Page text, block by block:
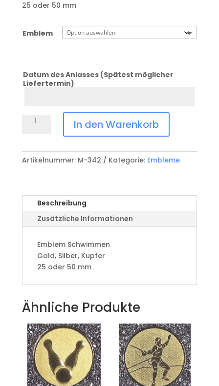
25 oder 50 mm
Emblem
Datum des Anlasses (Spätest möglicher
Liefertermin)
Emblem
In den Warenkorb
Artikelnummer: M-342 Kategorie: Embleme
Beschreibung
Zusätzliche Informationen
Emblem Schwimmen
Gold, Silber, Kupfer
25 oder 50 mm
Ähnliche Produkte